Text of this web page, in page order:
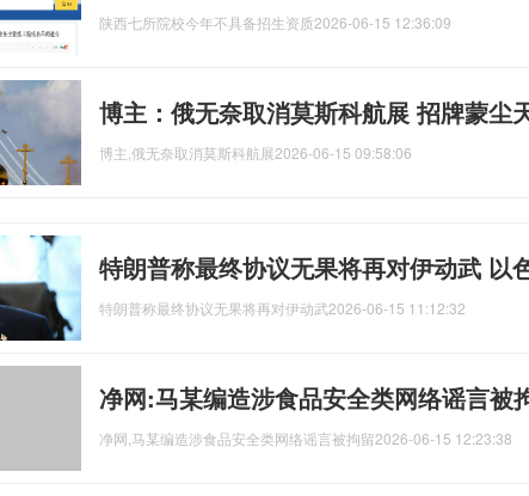
陕西七所院校今年不具备招生资质2026-06-15 12:36:09
博主：俄无奈取消莫斯科航展 招牌蒙尘
博主,俄无奈取消莫斯科航展2026-06-15 09:58:06
特朗普称最终协议无果将再对伊动武 以
特朗普称最终协议无果将再对伊动武2026-06-15 11:12:32
净网:马某编造涉食品安全类网络谣言被
净网,马某编造涉食品安全类网络谣言被拘留2026-06-15 12:23:38